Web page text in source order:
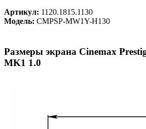
Артикул: 1120.1815.1130
Модель: CMPSP-MW1Y-H130
Размеры экрана Cinemax
MK1 1.0